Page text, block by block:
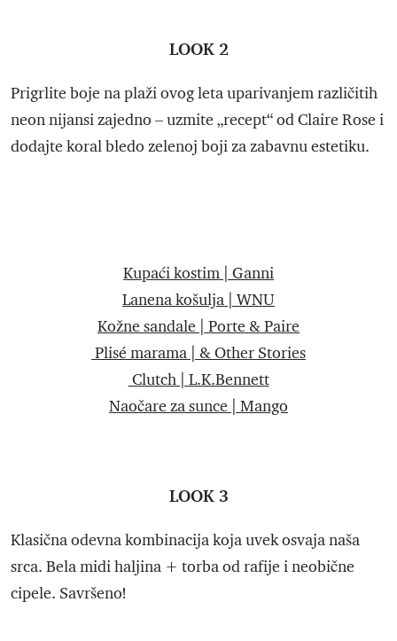
LOOK 2
Prigrlite boje na plaži ovog leta uparivanjem različitih
neon nijansi zajedno – uzmite „recept“ od Claire Rose i
dodajte koral bledo zelenoj boji za zabavnu estetiku.
Kupaći kostim | Ganni
Lanena košulja | WNU
Kožne sandale | Porte & Paire
Plisé marama | & Other Stories
Clutch | L.K.Bennett
Naočare za sunce | Mango
LOOK 3
Klasična odevna kombinacija koja uvek osvaja naša
srca. Bela midi haljina + torba od rafije i neobične
cipele. Savršeno!